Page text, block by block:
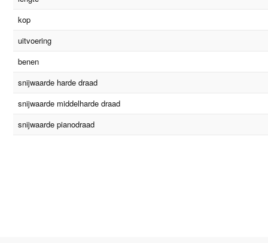
kop
uitvoering
benen
snijwaarde harde draad
snijwaarde middelharde draad
snijwaarde pianodraad